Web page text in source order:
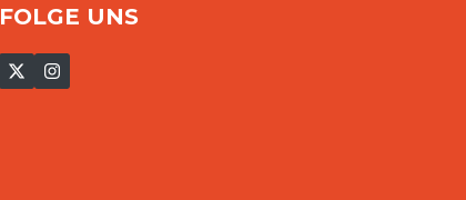
FOLGE UNS